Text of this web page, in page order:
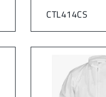
CTL414CS